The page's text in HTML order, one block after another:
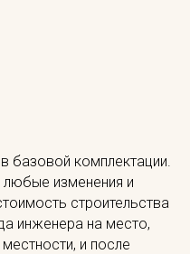
базовой комплектации.
изменения и
строительства
инженера на место,
и после